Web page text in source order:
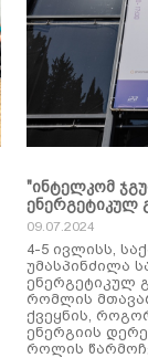
"ინტელკომ
ენერგეტიკულ
09.07.2024
4-5 ივლისს,
უმასპინძილა
ენერგეტიკულ
რომლის
ქვეყნის,
ენერგიის
როლის